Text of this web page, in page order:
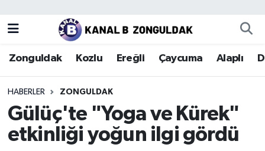
Zonguldak Kozlu Ereğli Çaycuma Alaplı
HABERLER ZONGULDAK
Gülüç'te "Yoga ve Kürek"
etkinliği yoğun ilgi gördü
Zonguldak
Kozlu
Ereğli
Çaycuma
Zonguldak Nöbetçi Eczaneler
Zonguldak Hava Durumu
Zonguldak Trafik Yoğunluk Haritası
Puan Durumu ve Fikstür